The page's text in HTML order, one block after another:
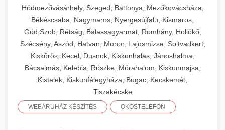
Hódmezővásárhely, Szeged, Battonya, Mezőkovácsháza,
Békéscsaba, Nagymaros, Nyergesújfalu, Kismaros,
Göd,Szob, Rétság, Balassagyarmat, Romhány, Hollókő,
Szécsény, Aszód, Hatvan, Monor, Lajosmizse, Soltvadkert,
Kiskőrös, Kecel, Dusnok, Kiskunhalas, Jánoshalma,
Bácsalmás, Kelebia, Röszke, Mórahalom, Kiskunmajsa,
Kistelek, Kiskunfélegyháza, Bugac, Kecskemét,
Tiszakécske
WEBÁRUHÁZ KÉSZÍTÉS OKOSTELEFON